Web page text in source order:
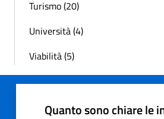
Turismo (20)
Università (4)
Viabilità (5)
Quanto sono chiare le